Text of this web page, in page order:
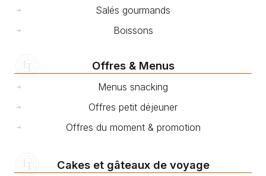
Salés gourmands
Boissons
Offres & Menus
Menus snacking
Offres petit déjeuner
Offres du moment & promotion
Cakes et gâteaux de voyage